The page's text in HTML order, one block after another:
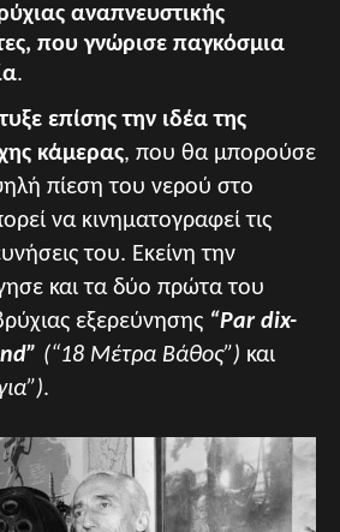
αναπνευστικής
που γνώρισε παγκόσμια
.
επίσης την ιδέα της
κάμερας, που θα μπορούσε
πίεση του νερού στο
να κινηματογραφεί τις
του. Εκείνη την
και τα δύο πρώτα του
εξερεύνησης “Par dix-
(“18 Μέτρα Βάθος”) και
.